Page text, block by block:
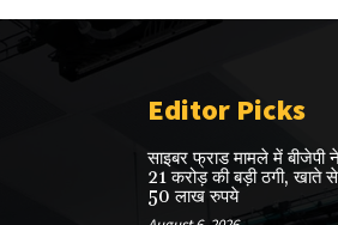
Editor Picks
साइबर फ्राड मामले में बीजेपी
21 करोड़ की बड़ी ठगी, खाते
50 लाख रुपये